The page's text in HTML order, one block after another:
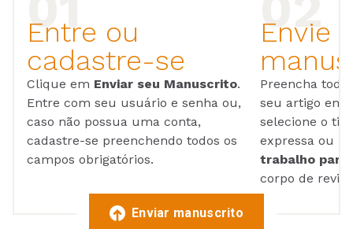
Entre ou
cadastre-se
Clique em Enviar seu Manuscrito.
Entre com seu usuário e senha ou,
caso não possua uma conta,
cadastre-se preenchendo todos os
campos obrigatórios.
Envie
Preencha
seu artigo em
selecione o
expressa ou
trabalho para
corpo de
Enviar manuscrito